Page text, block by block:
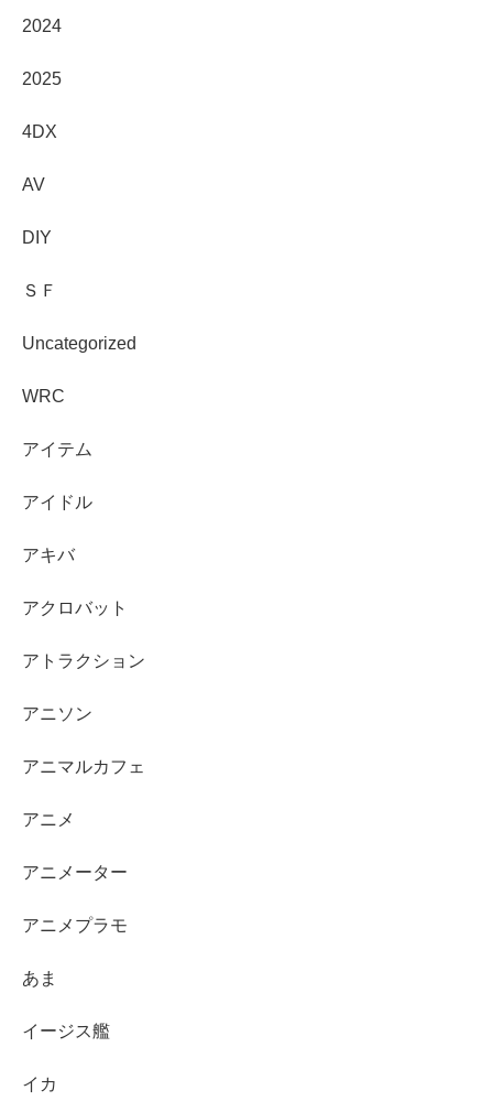
2024
2025
4DX
AV
DIY
ＳＦ
Uncategorized
WRC
アイテム
アイドル
アキバ
アクロバット
アトラクション
アニソン
アニマルカフェ
アニメ
アニメーター
アニメプラモ
あま
イージス艦
イカ